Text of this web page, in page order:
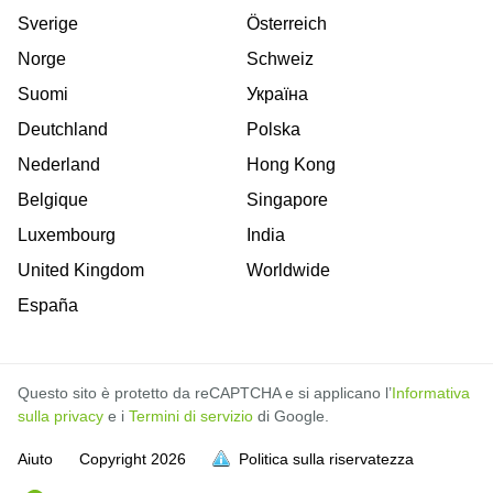
Sverige
Norge
Suomi
Deutchland
Nederland
Belgique
Luxembourg
United Kingdom
España
Österreich
Schweiz
Україна
Polska
Hong Kong
Singapore
India
Worldwide
Questo sito è protetto da reCAPTCHA e si applicano l’Informativa
sulla privacy e i Termini di servizio di Google.
Aiuto Copyright 2026 Politica sulla riservatezza